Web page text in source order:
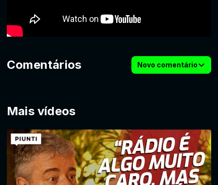
Mais vídeos
Comentários Novo comentário